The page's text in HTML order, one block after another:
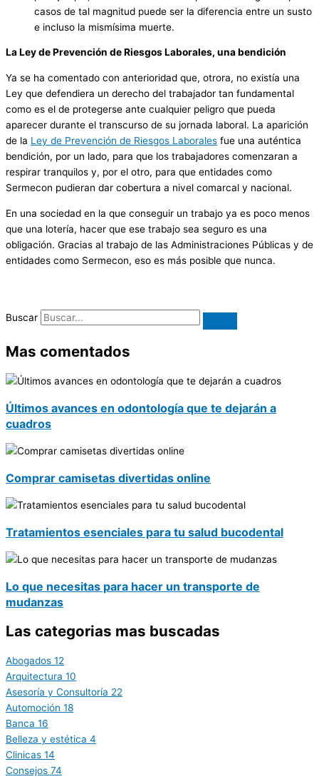
casos de tal magnitud puede ser la diferencia entre un susto
e incluso la mismísima muerte.
La Ley de Prevención de Riesgos Laborales, una bendición
Ya se ha comentado con anterioridad que, otrora, no existía una
Ley que defendiera un derecho del trabajador tan fundamental
como es el de protegerse ante cualquier peligro que pueda
aparecer durante el transcurso de su jornada laboral. La aparición
de la Ley de Prevención de Riesgos Laborales fue una auténtica
bendición, por un lado, para que los trabajadores comenzaran a
respirar tranquilos y, por el otro, para que entidades como
Sermecon pudieran dar cobertura a nivel comarcal y nacional.
En una sociedad en la que conseguir un trabajo ya es poco menos
que una lotería, hacer que ese trabajo sea seguro es una
obligación. Gracias al trabajo de las Administraciones Públicas y de
entidades como Sermecon, eso es más posible que nunca.
Buscar
Mas comentados
Últimos avances en odontología que te dejarán a
cuadros
Comprar camisetas divertidas online
Tratamientos esenciales para tu salud bucodental
Lo que necesitas para hacer un transporte de
mudanzas
Las categorias mas buscadas
Abogados 12
Arquitectura 10
Asesoría y Consultoría 22
Automoción 18
Banca 16
Belleza y estética 4
Clinicas 14
Consejos 74